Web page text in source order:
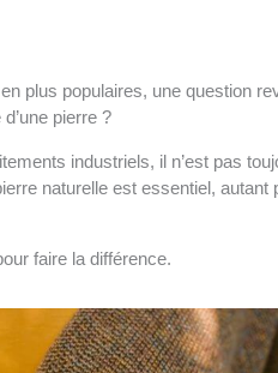
plus populaires, une question
pierre ?
industriels, il n’est pas
naturelle est essentiel, autant
faire la différence.